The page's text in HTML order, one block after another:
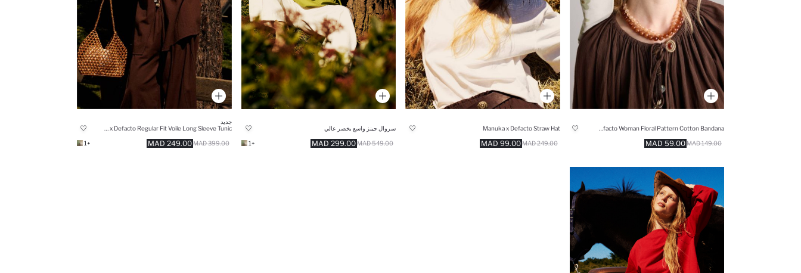
59.00 MAD 149.00 MAD
Manuka x Defacto Straw Hat
99.00 MAD 249.00 MAD
سروال جينز واسع بخصر عالي
299.00 MAD 549.00 MAD
+1
جديد
249.00 MAD 399.00 MAD
+1